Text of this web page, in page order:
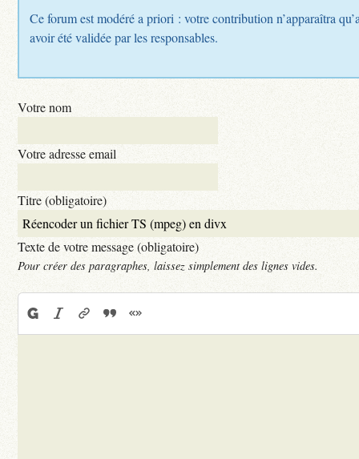
Ce forum est modéré a priori : votre contribution n’apparaîtra
avoir été validée par les responsables.
Votre nom
Votre adresse email
Titre (obligatoire)
Texte de votre message (obligatoire)
Pour créer des paragraphes, laissez simplement des lignes vides.